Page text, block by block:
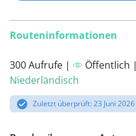
Routeninformationen
300 Aufrufe | Öffentlich |
Niederländisch
Zuletzt überprüft: 23 Juni 2026